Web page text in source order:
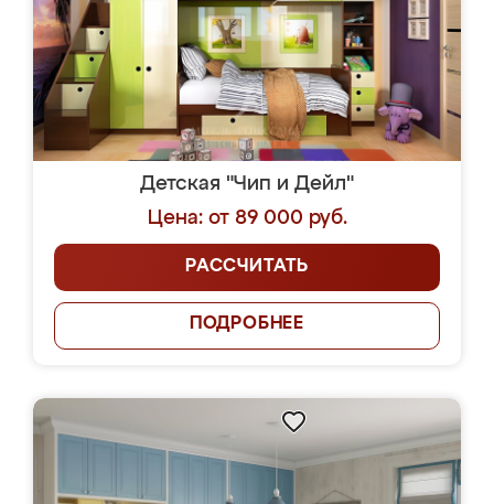
Детская "Чип и Дейл"
Цена: от 89 000 руб.
РАССЧИТАТЬ
ПОДРОБНЕЕ